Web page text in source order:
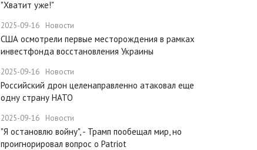
"Хватит уже!"
2025-09-16 Новости
США осмотрели первые месторождения в рамках
инвестфонда восстановления Украины
2025-09-16 Новости
Российский дрон целенаправленно атаковал еще
одну страну НАТО
2025-09-16 Новости
​"Я остановлю войну", - Трамп пообещал мир, но
проигнорировал вопрос о Patriot